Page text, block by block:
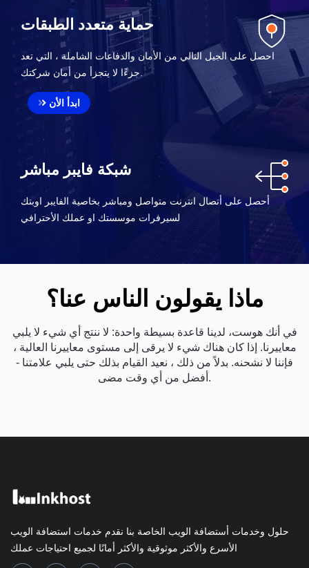
حماية متعدد الطبقات
احصل على الجيل التالي من الأمان والدفاعات الشاملة ، التي تعد
ابدأ الأن
شبكة فايبر مباشر
أحصل على أتصال انترنت متواصل ومباشر بخاصية الفايبر اوبتك
لسيرفرات موسستك او عملك الأحترافي
ماذا يقولون الناس عنا؟
في أنك هوست، لدينا قاعدة بسيطة واحدة: لا ننتج أي شيء لا يلبي
معاييرنا. إذا كان هناك شيء لا يرقى إلى مستوى معاييرنا العالية ،
فإننا لا نشحنه. بدلاً من ذلك ، نعيد القيام بذلك حتى يلبي علامتنا -
أفضل من أي وقت مضى.
حلول وخدمات أستضافة الويب الخاصة بنا نقدم خدمات استضافة الويب
الأسرع والأكثر موثوقية والأكثر أمانًا لجميع احتياجات عملك